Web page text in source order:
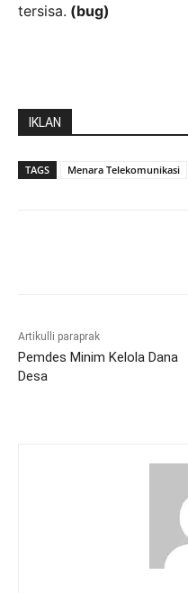
tersisa. (bug)
IKLAN
TAGS Menara Telekomunikasi
Artikulli paraprak
Pemdes Minim Kelola Dana
Desa